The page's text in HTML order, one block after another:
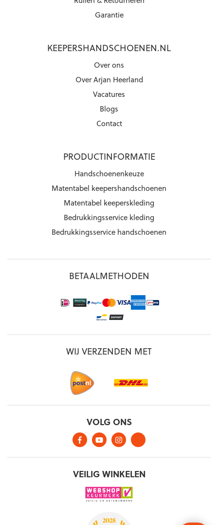
Garantie
KEEPERSHANDSCHOENEN.NL
Over ons
Over Arjan Heerland
Vacatures
Blogs
Contact
PRODUCTINFORMATIE
Handschoenenkeuze
Matentabel keepershandschoenen
Matentabel keeperskleding
Bedrukkingsservice kleding
Bedrukkingsservice handschoenen
BETAALMETHODEN
WIJ VERZENDEN MET